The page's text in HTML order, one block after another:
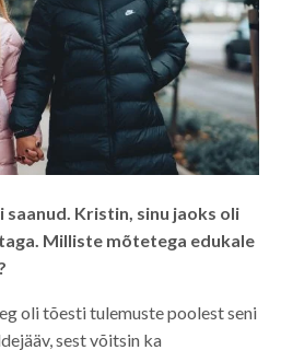
saanud. Kristin, sinu jaoks oli
Milliste mõtetega edukale
oli tõesti tulemuste poolest seni
sest võitsin ka